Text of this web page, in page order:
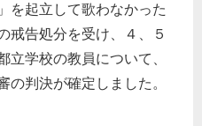
を起立して歌わなかった
戒告処分を受け、４、５
立学校の教員について、
の判決が確定しました。